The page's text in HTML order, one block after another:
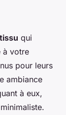
qui
à votre
pour leurs
ambiance
à eux,